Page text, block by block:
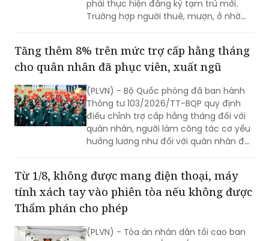
Thông tư 116/2026/TT-BCA của Bộ
Công an quy định công dân thay đổi
phải thực hiện đăng ký tạm trú mới.
Trường hợp người thuê, mượn, ở nhờ
chấm dứt việc cư trú, người cho thuê,
thông báo cho cơ quan đăng ký cư trú.
Tăng thêm 8% trên mức trợ cấp hằng tháng
cho quân nhân đã phục viên, xuất ngũ
(PLVN) - Bộ Quốc phòng đã ban hành
Thông tư 103/2026/TT-BQP quy định
quân nhân, người làm công tác cơ yếu
hưởng lương như đối với quân nhân đã
phục viên, xuất ngũ, thôi việc.
Từ 1/8, không được mang điện thoại, máy
tính xách tay vào phiên tòa nếu không được